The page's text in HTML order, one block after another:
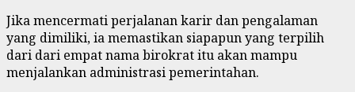
Jika mencermati perjalanan karir dan pengalaman
yang dimiliki, ia memastikan siapapun yang terpilih
dari dari empat nama birokrat itu akan mampu
menjalankan administrasi pemerintahan.